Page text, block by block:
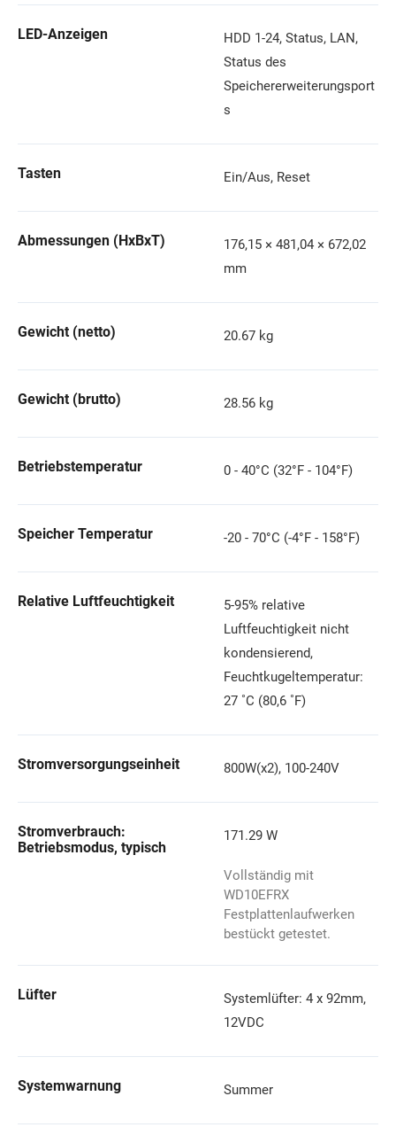
LED-Anzeigen
HDD 1-24, Status, LAN,
Status des
Speichererweiterungsport
s
Tasten Ein/Aus, Reset
Abmessungen (HxBxT)
176,15 × 481,04 × 672,02
mm
Gewicht (netto) 20.67 kg
Gewicht (brutto) 28.56 kg
Betriebstemperatur 0 - 40°C (32°F - 104°F)
Speicher Temperatur -20 - 70°C (-4°F - 158°F)
Relative Luftfeuchtigkeit
5-95% relative
Luftfeuchtigkeit nicht
kondensierend,
Feuchtkugeltemperatur:
27 ˚C (80,6 ˚F)
Stromversorgungseinheit 800W(x2), 100-240V
Stromverbrauch:
Betriebsmodus, typisch
171.29 W
Vollständig mit
WD10EFRX
Festplattenlaufwerken
bestückt getestet.
Lüfter
Systemlüfter: 4 x 92mm,
12VDC
Systemwarnung Summer